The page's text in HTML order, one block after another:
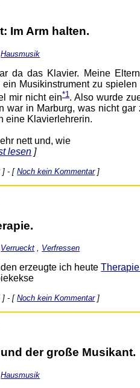
Im Arm halten.
Hausmusik
da das Klavier. Meine
Musikinstrument zu
mir nicht ein*1 . Also wurde
war in Marburg, was nicht
eine Klavierlehrerin.
nett und, wie
lesen ]
] - [Noch kein Kommentar]
Verrueckt , Verfressen
erzeugte ich heute
] - [Noch kein Kommentar]
der große Musikant.
Hausmusik